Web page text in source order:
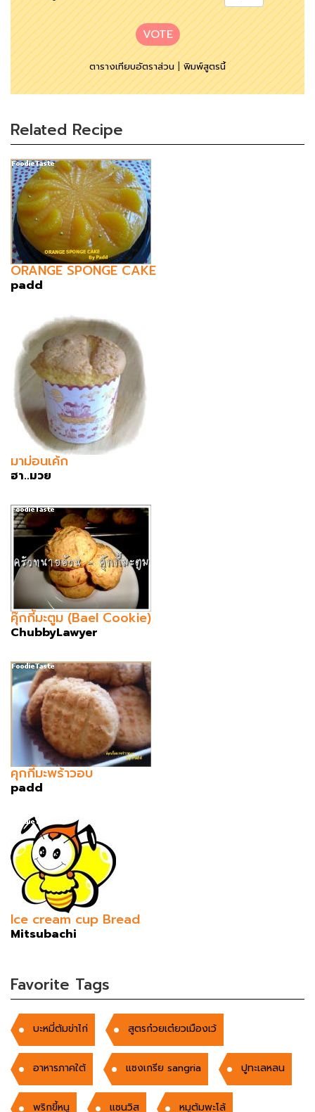
VOTE
ตารางเทียบอัตราส่วน|พิมพ์สูตรนี้
Related Recipe
ORANGE SPONGE CAKE
padd
มาม่อนเค้ก
ฮา..มวย
คุ๊กกี้มะตูม (Bael Cookie)
ChubbyLawyer
คุกกี้มะพร้าวอบ
padd
Ice cream cup Bread
Mitsubachi
Favorite Tags
บะหมี่ต้มข่าไก่ สูตรก๋วยเต๋ยวเมืองเว้
อาหารภาคใต้ แซงเกรีย sangria ปูทะเลหลน
พริกขี้หนู แซนวิส หมูต้มพะโล้